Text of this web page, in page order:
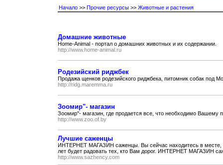
Начало >> Прочие ресурсы >> Животные и растения
Домашние животные
Home-Animal - портал о домашних животных и их содержании.
http://www.home-animal.ru
Родезийский риджбек
Продажа щенков родезийского риджбека, питомник собак под
http://ridg.maremma.ru
Зоомир"- магазин
Зоомир"- магазин, где продается все, что необходимо Вашему
http://www.zoo.of.by
Лучшие саженцы
ИНТЕРНЕТ МАГАЗИН саженцы. Вы сейчас находитесь в месте,
лет будет радовать тех, кто Вам дорог. ИНТЕРНЕТ МАГАЗИН
http://www.sazhency.com